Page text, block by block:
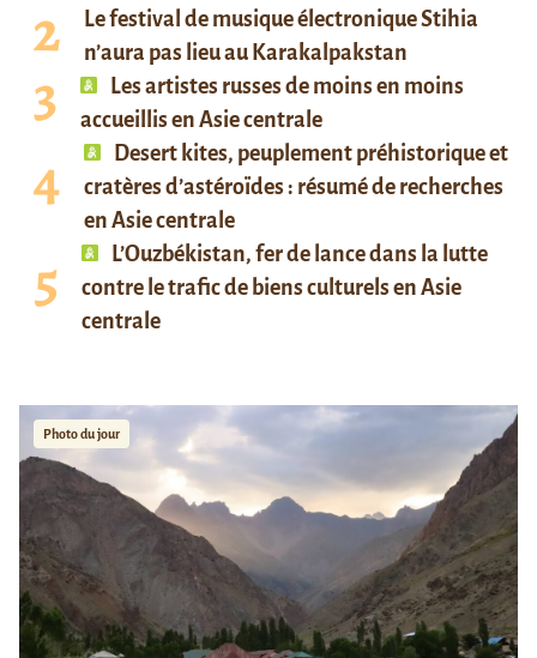
Le festival de musique électronique Stihia
n’aura pas lieu au Karakalpakstan
Les artistes russes de moins en moins
accueillis en Asie centrale
Desert kites, peuplement préhistorique et
cratères d’astéroïdes : résumé de recherches
en Asie centrale
L’Ouzbékistan, fer de lance dans la lutte
contre le trafic de biens culturels en Asie
centrale
Photo du jour